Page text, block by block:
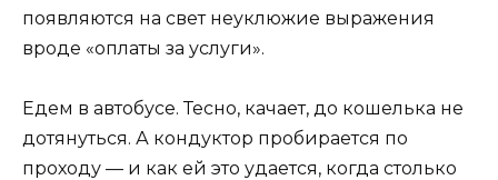
появляются на свет неуклюжие выражения
вроде «оплаты за услуги».
Едем в автобусе. Тесно, качает, до кошелька не
дотянуться. А кондуктор пробирается по
проходу — и как ей это удается, когда столько